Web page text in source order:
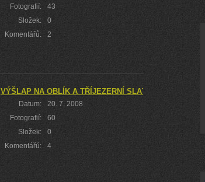
Fotografií:
43
Složek:
0
Komentářů:
2
VÝŠLAP NA OBLÍK A TŘÍJEZERNÍ SLAŤ
Datum:
20. 7. 2008
Fotografií:
60
Složek:
0
Komentářů:
4